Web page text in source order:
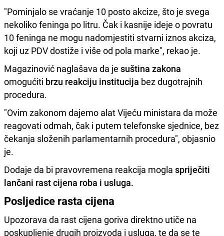
"Pominjalo se vraćanje 10 posto akcize, što je svega
nekoliko feninga po litru. Čak i kasnije ideje o povratu
10 feninga ne mogu nadomjestiti stvarni iznos akciza,
koji uz PDV dostiže i više od pola marke", rekao je.
Magazinović naglašava da je suština zakona
omogućiti brzu reakciju institucija bez dugotrajnih
procedura.
"Ovim zakonom dajemo alat Vijeću ministara da može
reagovati odmah, čak i putem telefonske sjednice, bez
čekanja složenih parlamentarnih procedura", objasnio
je.
Dodaje da bi pravovremena reakcija mogla spriječiti
lančani rast cijena roba i usluga.
Posljedice rasta cijena
Upozorava da rast cijena goriva direktno utiče na
poskupljenje drugih proizvoda i usluga, te da se te